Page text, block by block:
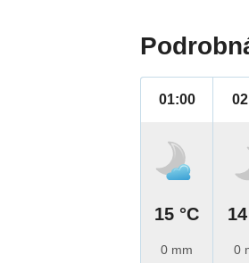
01:00
15 °C
0 mm 0